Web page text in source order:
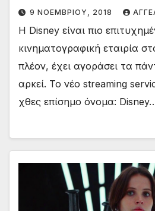
9 ΝΟΕΜΒΡΊΟΥ, 2018
Η Disney είναι πιο
κινηματογραφική εταιρία
πλέον, έχει αγοράσει τα
αρκεί. Το νέο streaming
χθες επίσημο όνομα: